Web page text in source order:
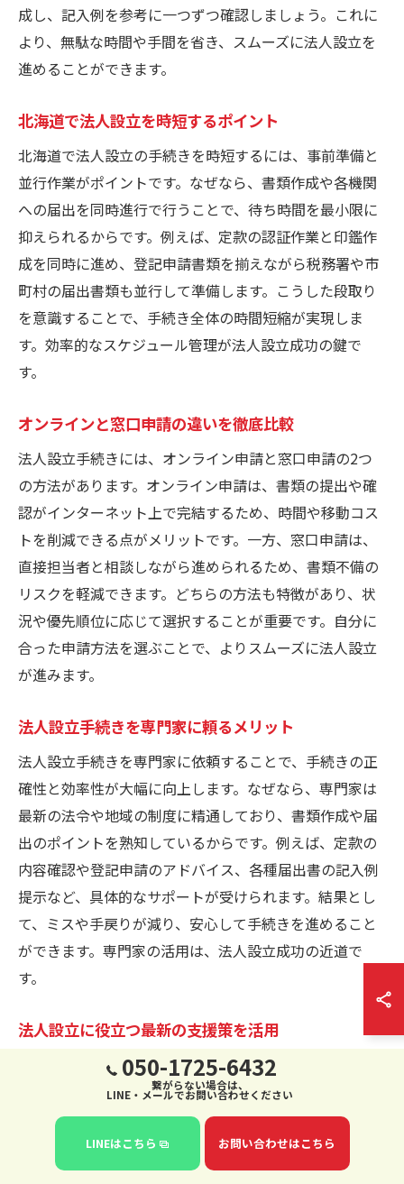
成し、記入例を参考に一つずつ確認しましょう。これに
より、無駄な時間や手間を省き、スムーズに法人設立を
進めることができます。
北海道で法人設立を時短するポイント
北海道で法人設立の手続きを時短するには、事前準備と
並行作業がポイントです。なぜなら、書類作成や各機関
への届出を同時進行で行うことで、待ち時間を最小限に
抑えられるからです。例えば、定款の認証作業と印鑑作
成を同時に進め、登記申請書類を揃えながら税務署や市
町村の届出書類も並行して準備します。こうした段取り
を意識することで、手続き全体の時間短縮が実現しま
す。効率的なスケジュール管理が法人設立成功の鍵で
す。
オンラインと窓口申請の違いを徹底比較
法人設立手続きには、オンライン申請と窓口申請の2つ
の方法があります。オンライン申請は、書類の提出や確
認がインターネット上で完結するため、時間や移動コス
トを削減できる点がメリットです。一方、窓口申請は、
直接担当者と相談しながら進められるため、書類不備の
リスクを軽減できます。どちらの方法も特徴があり、状
況や優先順位に応じて選択することが重要です。自分に
合った申請方法を選ぶことで、よりスムーズに法人設立
が進みます。
法人設立手続きを専門家に頼るメリット
法人設立手続きを専門家に依頼することで、手続きの正
確性と効率性が大幅に向上します。なぜなら、専門家は
最新の法令や地域の制度に精通しており、書類作成や届
出のポイントを熟知しているからです。例えば、定款の
内容確認や登記申請のアドバイス、各種届出書の記入例
提示など、具体的なサポートが受けられます。結果とし
て、ミスや手戻りが減り、安心して手続きを進めること
ができます。専門家の活用は、法人設立成功の近道で
す。
法人設立に役立つ最新の支援策を活用
北海道では、法人設立を支援する各種助成金や補助金制
度が用意されています。これらの支援策を活用すること
で、設立時のコスト負担を軽減できるのが大きな利点で
す。具体的には、地域の商工会議所や行政機関で最新情
報の提供や申請サポートが行われており、相談窓口を利
050-1725-6432
繋がらない場合は、
LINE・メールでお問い合わせください
LINEはこちら お問い合わせはこちら